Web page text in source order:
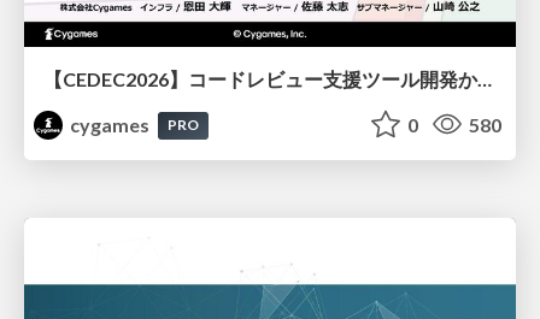
【CEDEC2026】コードレビュー支援ツール開発から学ぶ：LLMを用いた業務システムの実践的な運用設計と誤出力対策
cygames
PRO 0 580